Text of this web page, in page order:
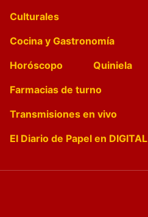
Culturales
Cocina y Gastronomía
Horóscopo
Quiniela
Farmacias de turno
Transmisiones en vivo
El Diario de Papel en DIGITAL